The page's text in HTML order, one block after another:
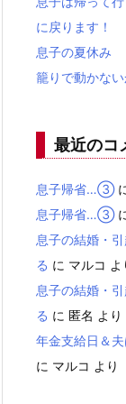
に戻ります！
息子の夏休み
籠りで動かな
最近のコ
息子帰省…③
息子帰省…③
息子の結婚・
る に マルコ よ
息子の結婚・
る に 匿名 より
年金支給日＆
に マルコ より